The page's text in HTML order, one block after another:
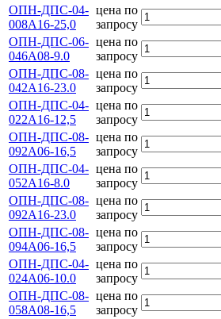
ОПН-ДПС-04-
008А16-25,0
цена по
запросу
ОПН-ДПС-06-
046А08-9.0
цена по
запросу
ОПН-ДПС-08-
042А16-23.0
цена по
запросу
ОПН-ДПС-04-
022А16-12,5
цена по
запросу
ОПН-ДПС-08-
092А06-16,5
цена по
запросу
ОПН-ДПС-04-
052А16-8.0
цена по
запросу
ОПН-ДПС-08-
092А16-23.0
цена по
запросу
ОПН-ДПС-08-
094А06-16,5
цена по
запросу
ОПН-ДПС-04-
024А06-10.0
цена по
запросу
ОПН-ДПС-08-
058А08-16,5
цена по
запросу